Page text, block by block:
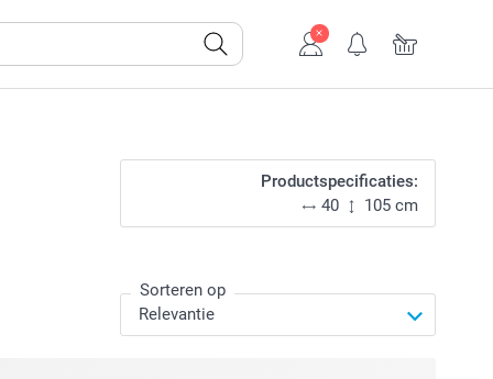
Productspecificaties:
40
105 cm
Sorteren op